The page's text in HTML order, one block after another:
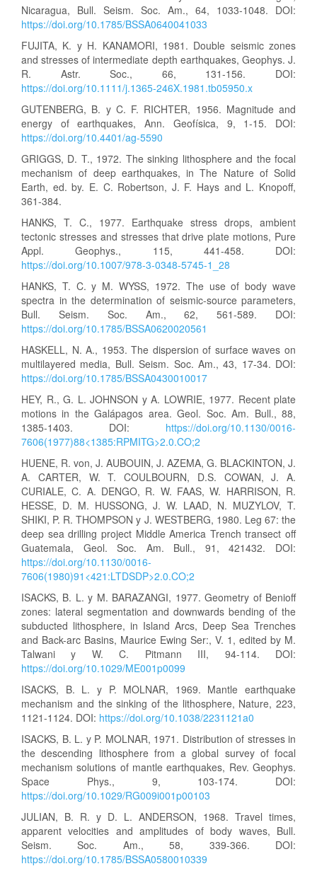
Nicaragua, Bull. Seism. Soc. Am., 64, 1033-1048. DOI:
https://doi.org/10.1785/BSSA0640041033
FUJITA, K. y H. KANAMORI, 1981. Double seismic zones
and stresses of intermediate depth earthquakes, Geophys. J.
R. Astr. Soc., 66, 131-156. DOI:
https://doi.org/10.1111/j.1365-246X.1981.tb05950.x
GUTENBERG, B. y C. F. RICHTER, 1956. Magnitude and
energy of earthquakes, Ann. Geofísica, 9, 1-15. DOI:
https://doi.org/10.4401/ag-5590
GRIGGS, D. T., 1972. The sinking lithosphere and the focal
mechanism of deep earthquakes, in The Nature of Solid
Earth, ed. by. E. C. Robertson, J. F. Hays and L. Knopoff,
361-384.
HANKS, T. C., 1977. Earthquake stress drops, ambient
tectonic stresses and stresses that drive plate motions, Pure
Appl. Geophys., 115, 441-458. DOI:
https://doi.org/10.1007/978-3-0348-5745-1_28
HANKS, T. C. y M. WYSS, 1972. The use of body wave
spectra in the determination of seismic-source parameters,
Bull. Seism. Soc. Am., 62, 561-589. DOI:
https://doi.org/10.1785/BSSA0620020561
HASKELL, N. A., 1953. The dispersion of surface waves on
multilayered media, Bull. Seism. Soc. Am., 43, 17-34. DOI:
https://doi.org/10.1785/BSSA0430010017
HEY, R., G. L. JOHNSON y A. LOWRIE, 1977. Recent plate
motions in the Galápagos area. Geol. Soc. Am. Bull., 88,
1385-1403. DOI: https://doi.org/10.1130/0016-
7606(1977)88<1385:RPMITG>2.0.CO;2
HUENE, R. von, J. AUBOUIN, J. AZEMA, G. BLACKINTON, J.
A. CARTER, W. T. COULBOURN, D.S. COWAN, J. A.
CURIALE, C. A. DENGO, R. W. FAAS, W. HARRISON, R.
HESSE, D. M. HUSSONG, J. W. LAAD, N. MUZYLOV, T.
SHIKI, P. R. THOMPSON y J. WESTBERG, 1980. Leg 67: the
deep sea drilling project Middle America Trench transect off
Guatemala, Geol. Soc. Am. Bull., 91, 421432. DOI:
https://doi.org/10.1130/0016-
7606(1980)91<421:LTDSDP>2.0.CO;2
ISACKS, B. L. y M. BARAZANGI, 1977. Geometry of Benioff
zones: lateral segmentation and downwards bending of the
subducted lithosphere, in Island Arcs, Deep Sea Trenches
and Back-arc Basins, Maurice Ewing Ser:, V. 1, edited by M.
Talwani y W. C. Pitmann III, 94-114. DOI:
https://doi.org/10.1029/ME001p0099
ISACKS, B. L. y P. MOLNAR, 1969. Mantle earthquake
mechanism and the sinking of the lithosphere, Nature, 223,
1121-1124. DOI: https://doi.org/10.1038/2231121a0
ISACKS, B. L. y P. MOLNAR, 1971. Distribution of stresses in
the descending lithosphere from a global survey of focal
mechanism solutions of mantle earthquakes, Rev. Geophys.
Space Phys., 9, 103-174. DOI:
https://doi.org/10.1029/RG009i001p00103
JULIAN, B. R. y D. L. ANDERSON, 1968. Travel times,
apparent velocities and amplitudes of body waves, Bull.
Seism. Soc. Am., 58, 339-366. DOI:
https://doi.org/10.1785/BSSA0580010339